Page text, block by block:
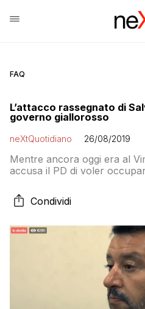
FAQ
L’attacco rassegnato di
governo giallorosso
neXtQuotidiano 26/08/2019
Mentre ancora oggi era al
accusa il PD di voler
appello alle piazze, o
Condividi